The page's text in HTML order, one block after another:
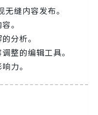
缝内容发布。
。
分析。
整的编辑工具。
力。